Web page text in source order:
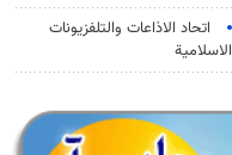
اتحاد الاذاعات والتلفزيونات
الاسلامية